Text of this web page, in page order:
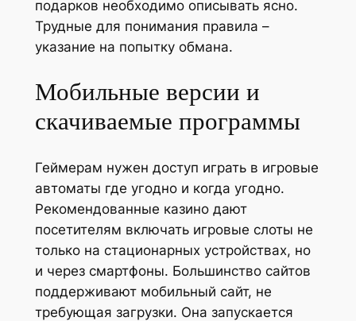
подарков необходимо описывать ясно.
Трудные для понимания правила –
указание на попытку обмана.
Мобильные версии и
скачиваемые программы
Геймерам нужен доступ играть в игровые
автоматы где угодно и когда угодно.
Рекомендованные казино дают
посетителям включать игровые слоты не
только на стационарных устройствах, но
и через смартфоны. Большинство сайтов
поддерживают мобильный сайт, не
требующая загрузки. Она запускается